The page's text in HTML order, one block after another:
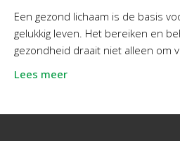
Een gezond lichaam is de basis
gelukkig leven. Het bereiken en
gezondheid draait niet alleen om
Lees meer